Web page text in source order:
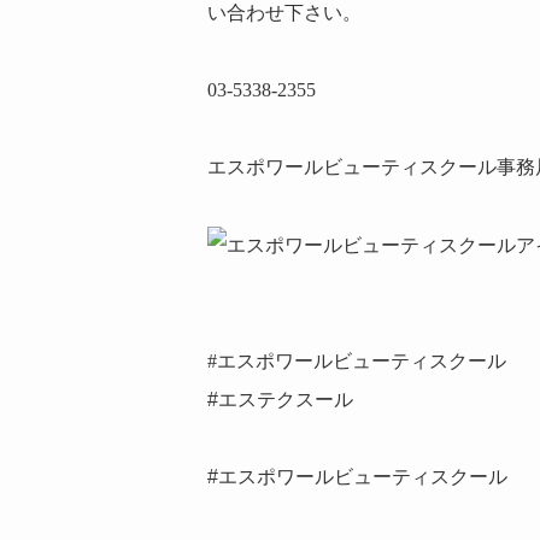
い合わせ下さい。
03-5338-2355
エスポワールビューティスクール事
#エスポワールビューティスクール
#エステクスール
#エスポワールビューティスクール